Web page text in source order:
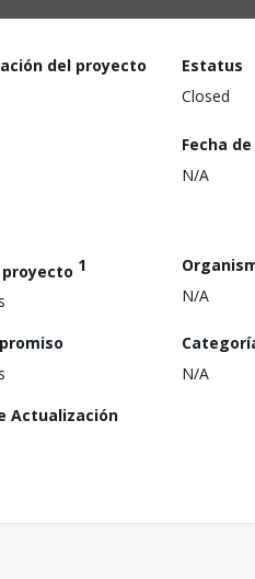
del proyecto
Estatus
Closed
Fecha
N/A
1
N/A
N/A
Actualización